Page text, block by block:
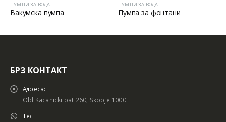
ПУМПИ ЗА ВОДА
Вакумска пумпа
ПУМПИ ЗА ВОДА
Пумпа за фонтани
БРЗ КОНТАКТ
Адреса:
Old Kacanicki pat 260, Skopje 1000
Тел: